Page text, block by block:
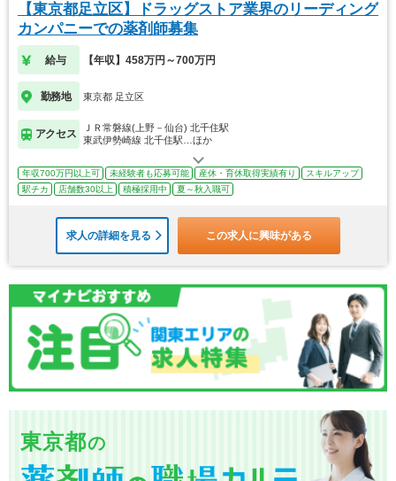
【東京都足立区】ドラッグストア業界のリーディング
カンパニーでの薬剤師募集
給与 【年収】458万円～700万円
勤務地 東京都 足立区
アクセス
ＪＲ常磐線(上野－仙台) 北千住駅
東武伊勢崎線 北千住駅…ほか
年収700万円以上可 未経験者も応募可能 産休・育休取得実績有り
スキルアップ
駅チカ
店舗数30以上 積極採用中 夏～秋入職可
求人の詳細を見る この求人に興味がある
東京都の